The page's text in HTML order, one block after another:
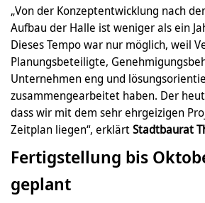
„Von der Konzeptentwicklung nach
Aufbau der Halle ist weniger als ein
Dieses Tempo war nur möglich, weil
Planungsbeteiligte,
Unternehmen eng und
zusammengearbeitet haben. Der
dass wir mit dem sehr ehrgeizigen
Zeitplan liegen“, erklärtStadtbaurat
Fertigstellung bis
geplant